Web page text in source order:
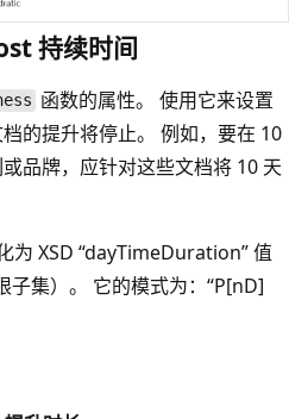
持续时间
函数的属性。 使用它来设置
的提升将停止。 例如，要在 10
品牌，应针对这些文档将 10 天
为 XSD “dayTimeDuration” 值
子集）。 它的模式为：“P[nD]